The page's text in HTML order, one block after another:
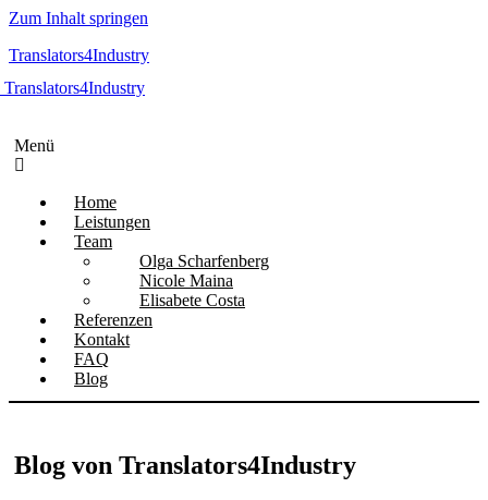
Zum Inhalt springen
Translators4Industry
Menü
Home
Leistungen
Team
Olga Scharfenberg
Nicole Maina
Elisabete Costa
Referenzen
Kontakt
FAQ
Blog
Blog von Translators4Industry